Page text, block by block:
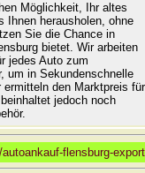
Möglichkeit, Ihr altes
Ihnen herausholen, ohne
Sie die Chance in
bietet. Wir arbeiten
jedes Auto zum
um in Sekundenschnelle
den Marktpreis für
jedoch noch
flensburg-